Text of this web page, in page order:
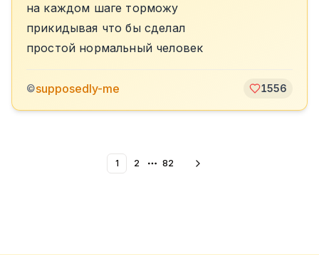
на каждом шаге торможу
прикидывая что бы сделал
простой нормальный человек
©supposedly-me 1556
1 2 More pages
82